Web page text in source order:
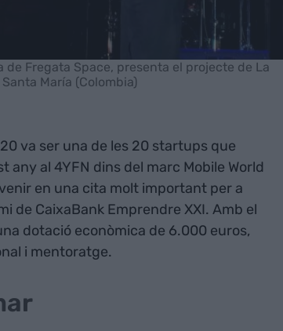
de Fregata Space, presenta el projecte de La
María (Colombia)
va ser una de les 20 startups que
any al 4YFN dins del marc Mobile World
en una cita molt important per a
de CaixaBank Emprendre XXI. Amb el
dotació econòmica de 6.000 euros,
i mentoratge.